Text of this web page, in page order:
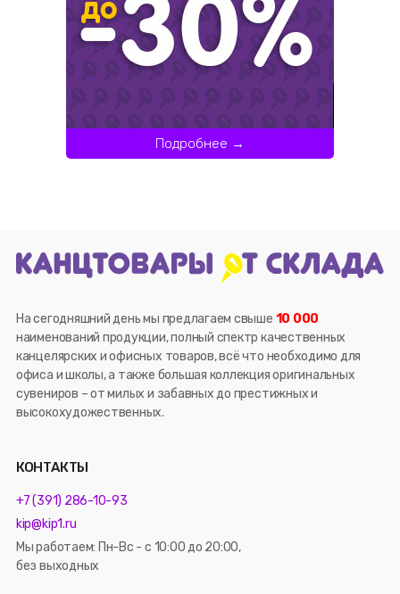
Подробнее →
На сегодняшний день мы предлагаем свыше 10 000
наименований продукции, полный спектр качественных
канцелярских и офисных товаров, всё что необходимо для
офиса и школы, а также большая коллекция оригинальных
сувениров – от милых и забавных до престижных и
высокохудожественных.
КОНТАКТЫ
+7 (391) 286-10-93
kip@kip1.ru
Мы работаем: Пн-Вс - с 10:00 до 20:00,
без выходных